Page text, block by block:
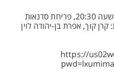
אירוע קרוב ללא תשלום: 19.12 בשעה 20:30, פריחת סדנאות
קוך, אפרת בן-יהודה לוין
https://